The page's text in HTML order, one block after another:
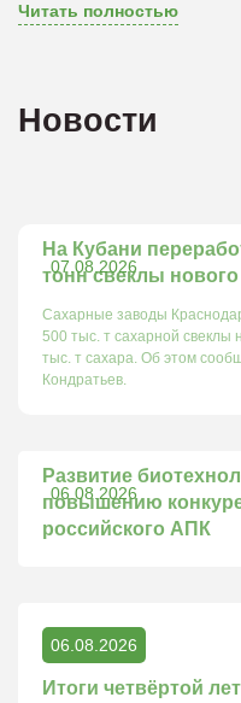
Читать полностью
Новости
07.08.2026
На Кубани
тонн свеклы
Сахарные заводы
500 тыс. т сахарной свеклы
тыс. т сахара. Об этом
Кондратьев.
06.08.2026
Развитие
повышению
российского АПК
06.08.2026
Итоги четвёртой